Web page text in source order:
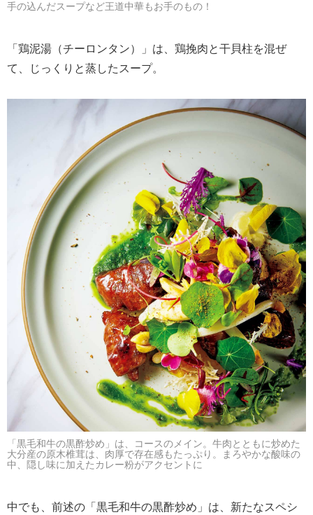
手の込んだスープなど王道中華もお手のもの！
「鶏泥湯（チーロンタン）」は、鶏挽肉と干貝柱を混ぜ
て、じっくりと蒸したスープ。
「黒毛和牛の黒酢炒め」は、コースのメイン。牛肉とともに炒めた
大分産の原木椎茸は、肉厚で存在感もたっぷり。まろやかな酸味の
中、隠し味に加えたカレー粉がアクセントに
中でも、前述の「黒毛和牛の黒酢炒め」は、新たなスペシ